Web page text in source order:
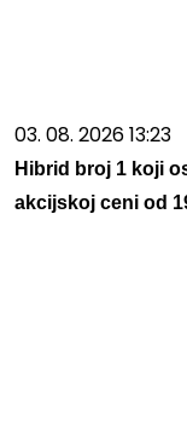
03. 08. 2026 13:23
Hibrid broj 1 koji
akcijskoj ceni od